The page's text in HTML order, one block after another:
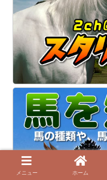
メニュー ホーム